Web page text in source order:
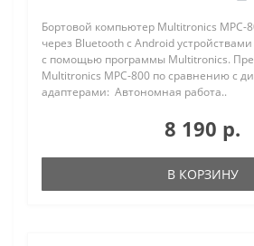
Бортовой компьютер Multitronics
через Bluetooth с Android
с помощью программы Multitronics.
Multitronics MPC-800 по сравнению с
адаптерами: Автономная работа..
8 190 р.
В КОРЗИНУ